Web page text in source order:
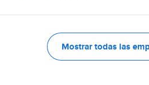
Mostrar todas las